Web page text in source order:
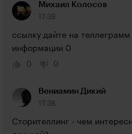
Михаил Колосов
17:39
ссылку дайте на
информации 0
0
0
Вениамин Дикий
17:38
Сторителлинг - чем